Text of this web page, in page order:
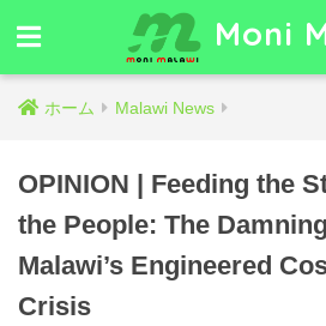
Moni
ホーム Malawi News
OPINION | Feeding the
the People: The
Malawi’s Engineered
Crisis